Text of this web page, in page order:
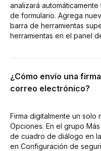
analizará
de formulario. Agrega
barra de herramientas
herramientas en el panel
¿Cómo envío una
correo electrónico?
Firma digitalmente un solo
Opciones. En el grupo
de cuadro de diálogo en
en Configuración de